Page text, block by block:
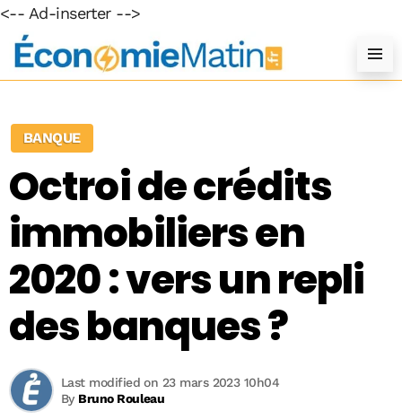
<-- Ad-inserter -->
BANQUE
Octroi de crédits
immobiliers en
2020 : vers un repli
des banques ?
By Bruno Rouleau
Last modified on 23 mars 2023 10h04